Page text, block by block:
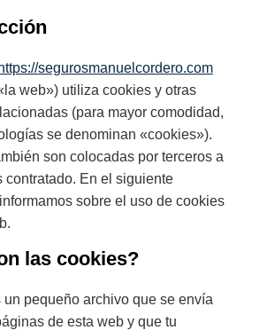
https://segurosmanuelcordero.com
web») utiliza cookies y otras
(para mayor comodidad,
se denominan «cookies»).
son colocadas por terceros a
contratado. En el siguiente
sobre el uso de cookies
las cookies?
un pequeño archivo que se envía
de esta web y que tu